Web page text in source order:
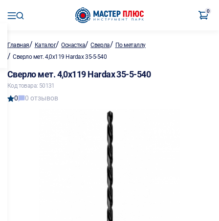
0
Главная/ Каталог/Оснастка/Сверла/ По металлу
/ Сверло мет. 4,0х119 Hardax 35-5-540
Сверло мет. 4,0х119 Hardax 35-5-540
Код товара: 50131
0 0 отзывов